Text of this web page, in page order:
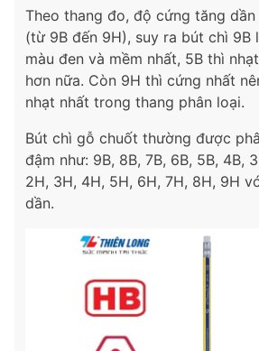
Theo thang đo, độ cứng tăng
(từ 9B đến 9H), suy ra bút chì 9B
màu đen và mềm nhất, 5B thì
hơn nữa. Còn 9H thì cứng nhất
nhạt nhất trong thang phân loại.
Bút chì gỗ chuốt thường được
đậm như: 9B, 8B, 7B, 6B, 5B, 4B,
2H, 3H, 4H, 5H, 6H, 7H, 8H, 9H
dần.